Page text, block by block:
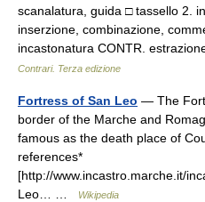
scanalatura, guida □ tassello 2.
inserzione, combinazione,
incastonatura CONTR.
Contrari. Terza edizione
Fortress of San Leo — The
border of the Marche and
famous as the death place of
references*
[http://www.incastro.marche.it/
Leo… …
Wikipedia